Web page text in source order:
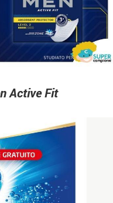
Active Fit